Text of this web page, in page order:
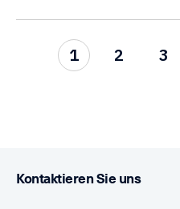
1 2 3
Kontaktieren Sie uns